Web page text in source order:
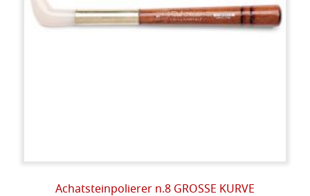
Achatsteinpolierer n.8 GROSSE KURVE